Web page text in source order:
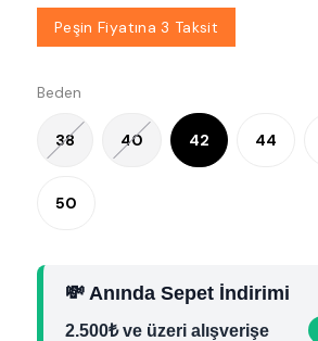
Peşin Fiyatına 3 Taksit
Beden
38 40 42 44
50
💸 Anında Sepet İndirimi
2.500₺ ve üzeri alışverişe